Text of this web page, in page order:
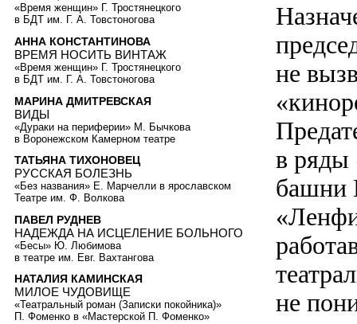
не
в ряды
башни
не
«Время женщин» Г. Тростянецкого
в БДТ им. Г. А. Товстоногова
АННА КОНСТАНТИНОВА
ВРЕМЯ НОСИТЬ ВИНТАЖ
«Время женщин» Г. Тростянецкого
в БДТ им. Г. А. Товстоногова
МАРИНА ДМИТРЕВСКАЯ
ВИДЫ
«Дураки на периферии» М. Бычкова
в Воронежском Камерном театре
ТАТЬЯНА ТИХОНОВЕЦ
РУССКАЯ БОЛЕЗНЬ
«Без названия» Е. Марчелли в ярославском
Театре им. Ф. Волкова
ПАВЕЛ РУДНЕВ
НАДЕЖДА НА ИСЦЕЛЕНИЕ БОЛЬНОГО
«Бесы» Ю. Любимова
в театре им. Евг. Вахтангова
НАТАЛИЯ КАМИНСКАЯ
МИЛОЕ ЧУДОВИЩЕ
«Театральный роман (Записки покойника)»
П. Фоменко в «Мастерской П. Фоменко»